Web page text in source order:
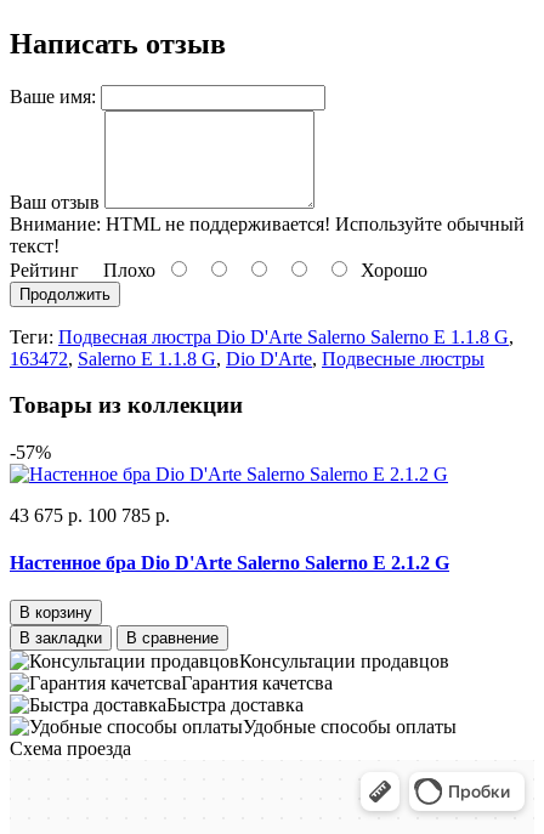
Написать отзыв
Ваше имя:
Ваш отзыв
Внимание: HTML не поддерживается! Используйте обычный
текст!
Рейтинг Плохо Хорошо
Продолжить
Теги: Подвесная люстра Dio D'Arte Salerno Salerno E 1.1.8 G,
163472, Salerno E 1.1.8 G, Dio D'Arte, Подвесные люстры
Товары из коллекции
-57%
43 675 р. 100 785 р.
Настенное бра Dio D'Arte Salerno Salerno E 2.1.2 G
В корзину
В закладки
В сравнение
Консультации продавцов
Гарантия качетсва
Быстра доставка
Удобные способы оплаты
Схема проезда